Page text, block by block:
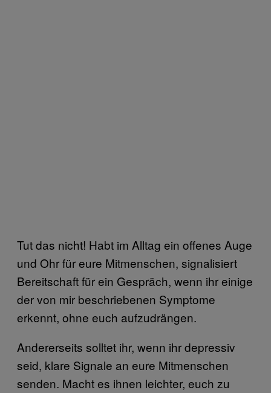
Tut das nicht! Habt im Alltag ein offenes Auge
und Ohr für eure Mitmenschen, signalisiert
Bereitschaft für ein Gespräch, wenn ihr einige
der von mir beschriebenen Symptome
erkennt, ohne euch aufzudrängen.
Andererseits solltet ihr, wenn ihr depressiv
seid, klare Signale an eure Mitmenschen
senden. Macht es ihnen leichter, euch zu